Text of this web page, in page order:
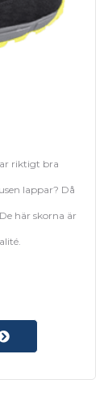
riktigt bra
lappar? Då
här skorna är